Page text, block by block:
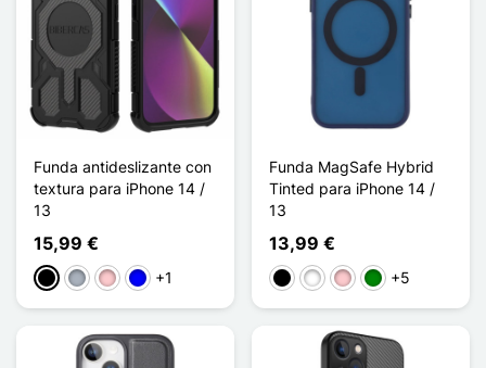
Funda antideslizante con
textura para iPhone 14 /
13
15,99 €
NegroGris RosaAzul+1
Funda MagSafe Hybrid
Tinted para iPhone 14 /
13
13,99 €
NegroBlancoRosaVerde
+5